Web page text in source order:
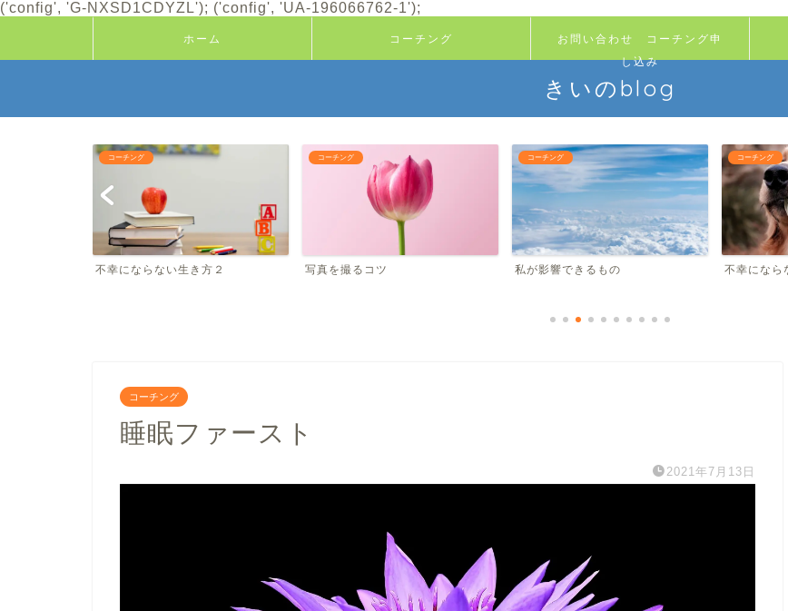
('config', 'G-NXSD1CDYZL'); ('config', 'UA-196066762-1');
ホーム コーチング
お問い合わせ コーチング申
し込み
きいのblog
コーチング
不幸にならない生き方２
コーチング
写真を撮るコツ
コーチング
私が影響できるもの
コーチング
不幸にな
コーチング
睡眠ファースト
2021年7月13日